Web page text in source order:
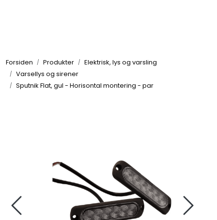
Forsiden Produkter
Elektrisk, lys og varsling
Varsellys og sirener
Sputnik Flat, gul - Horisontal montering - par
Produkter
Kvalitet og miljø